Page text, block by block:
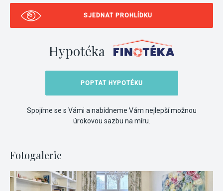
SJEDNAT PROHLÍDKU
Hypotéka
POPTAT HYPOTÉKU
Spojíme se s Vámi a nabídneme Vám nejlepší možnou
úrokovou sazbu na míru.
Fotogalerie